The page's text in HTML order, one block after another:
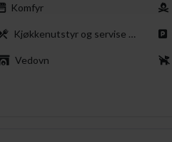
Komfyr
Kjøkkenutstyr og servise for 7
Vedovn